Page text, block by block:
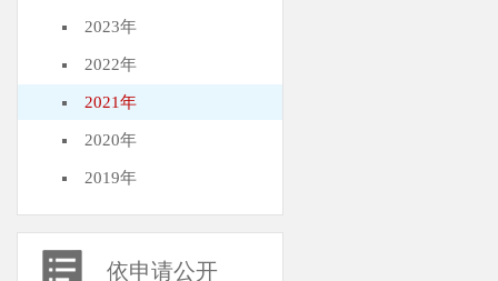
2023年
2022年
2021年
2020年
2019年
依申请公开